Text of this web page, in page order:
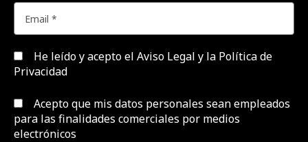
He leído y acepto el Aviso Legal y la Política de
Privacidad
Acepto que mis datos personales sean empleados
para las finalidades comerciales por medios
electrónicos